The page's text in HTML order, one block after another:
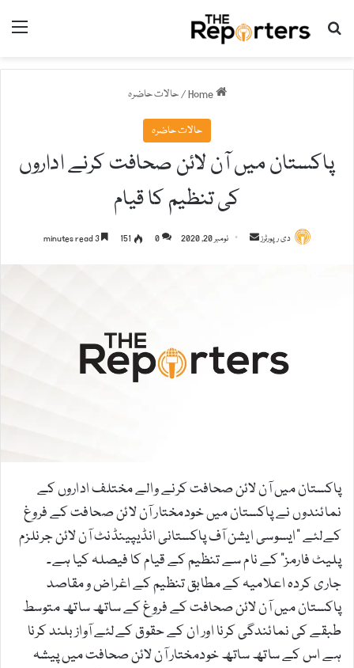
Search for
Home
/حالات حاضرہ
حالات حاضرہ
پاکستان میں آن لائن صحافت کرنے اداروں
کی تنظیم کا قیام
دی رپورٹرز
e
m
نومبر 20, 2020 0
151
پاکستان میں آن لائن صحافت کرنے والے مختلف اداروں کے
نمائندوں نے پاکستان میں خودمختار آن لائن صحافت کے فروغ
کےلئے "ایسوسی ایشن آف پاکستانی انڈیپینڈنٹ آن لائن جرنلزم
پلیٹ فارمز” کے نام سے تنظیم کے قیام کا فیصلہ کیا ہے۔
جاری کردہ اعلامیہ کے مطابق تنظیم کے اغراض و مقاصد
پاکستان میں آن لائن صحافت کے فروغ کے ساتھ ساتھ متوسط
طبقے کی نمائندگی کرنا اور ان کے حقوق کےلئے آواز بلند کرنا
ہے اس کے ساتھ ساتھ خودمختار آن لائن صحافت میں پیشہ